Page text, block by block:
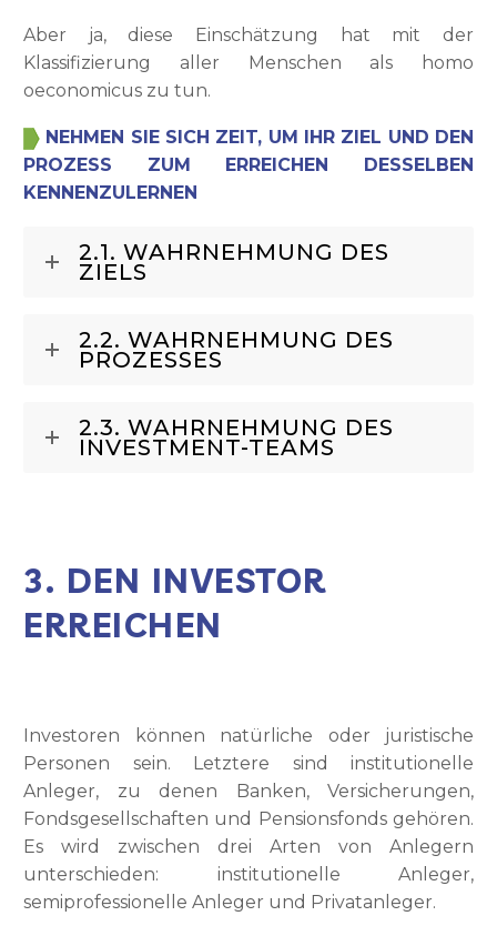
Aber ja, diese Einschätzung hat mit der
Klassifizierung aller Menschen als homo
oeconomicus zu tun.
NEHMEN SIE SICH ZEIT, UM IHR ZIEL UND DEN
PROZESS ZUM ERREICHEN DESSELBEN
KENNENZULERNEN
2.1. WAHRNEHMUNG DES
ZIELS
2.2. WAHRNEHMUNG DES
PROZESSES
2.3. WAHRNEHMUNG DES
INVESTMENT-TEAMS
3. DEN INVESTOR
ERREICHEN
Investoren können natürliche oder juristische
Personen sein. Letztere sind institutionelle
Anleger, zu denen Banken, Versicherungen,
Fondsgesellschaften und Pensionsfonds gehören.
Es wird zwischen drei Arten von Anlegern
unterschieden: institutionelle Anleger,
semiprofessionelle Anleger und Privatanleger.